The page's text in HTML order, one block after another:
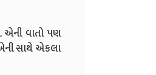
વાતો પણ
સાથે એકલા